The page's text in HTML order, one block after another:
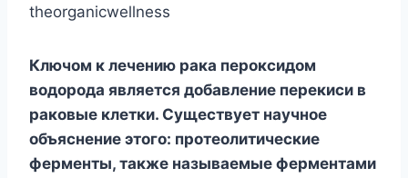
theorganicwellness
Ключом к лечению рака пероксидом
водорода является добавление перекиси в
раковые клетки. Существует научное
объяснение этого: протеолитические
ферменты, также называемые ферментами